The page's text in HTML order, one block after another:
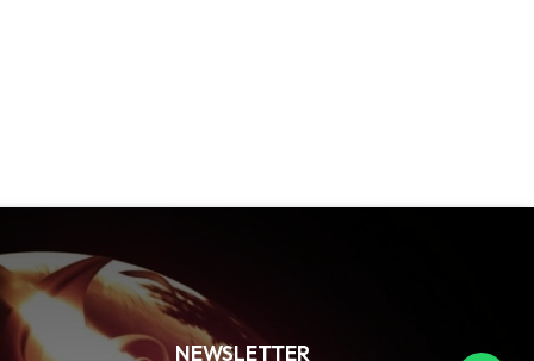
NEWSLETTER